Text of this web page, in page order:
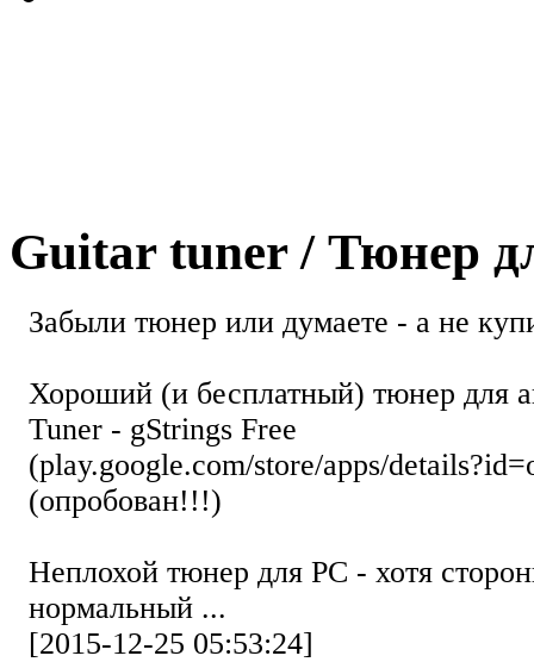
Guitar tuner / Тюнер
Забыли тюнер или думаете - а не
Хороший (и бесплатный) тюнер для
Tuner - gStrings Free
(play.google.com/store/apps/
(опробован!!!)
Неплохой тюнер для РС - хотя
нормальный ...
[2015-12-25 05:53:24]